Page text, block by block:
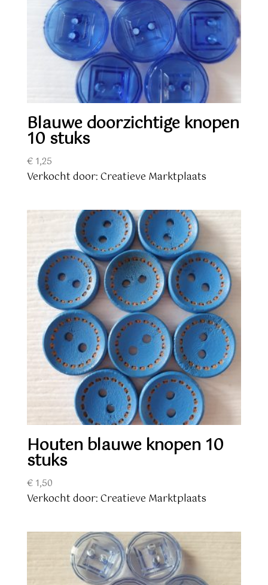
Blauwe doorzichtige knopen
10 stuks
€1,25
Verkocht door: Creatieve Marktplaats
Houten blauwe knopen 10
stuks
€1,50
Verkocht door: Creatieve Marktplaats